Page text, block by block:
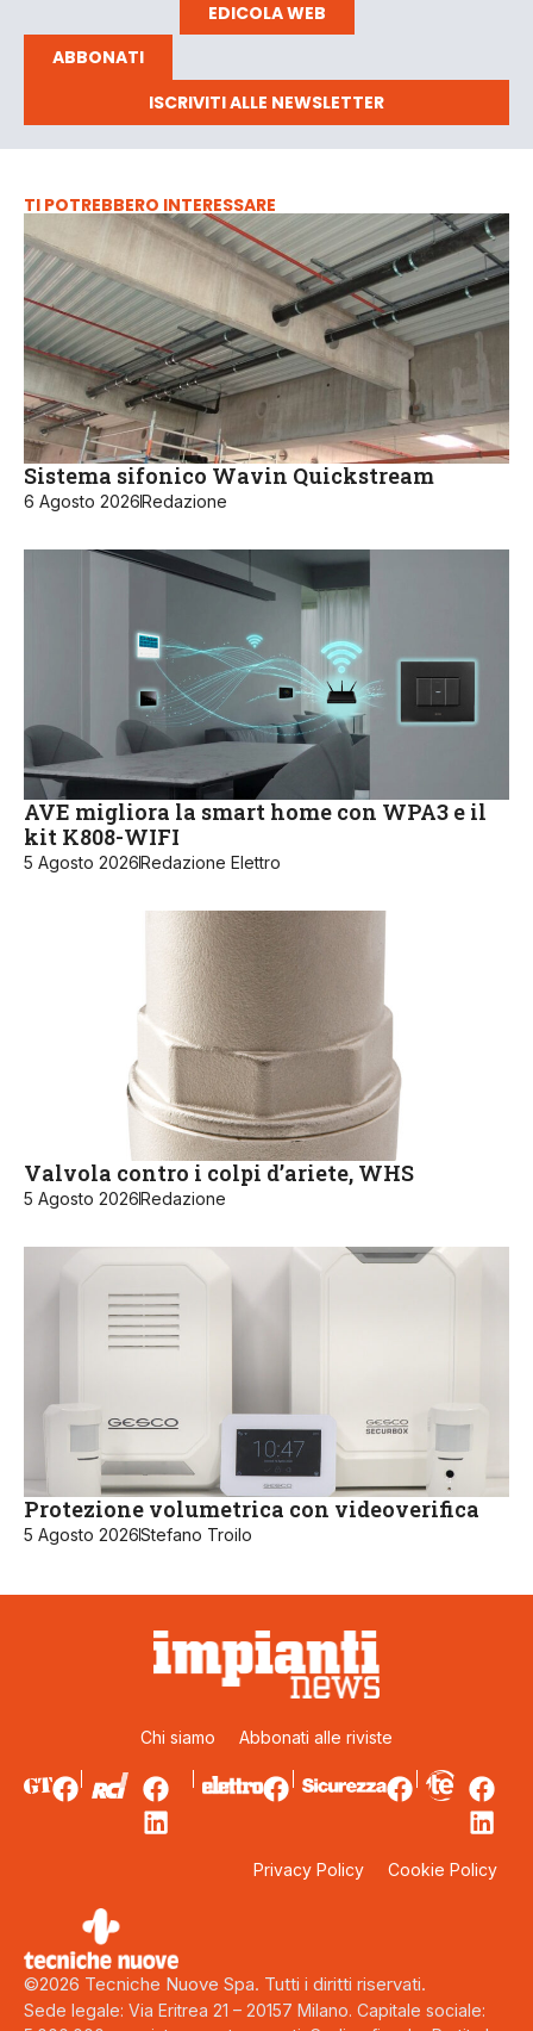
EDICOLA WEB
ABBONATI
ISCRIVITI ALLE NEWSLETTER
TI POTREBBERO INTERESSARE
Sistema sifonico Wavin Quickstream
6 Agosto 2026Redazione
AVE migliora la smart home con WPA3 e il
kit K808-WIFI
5 Agosto 2026Redazione Elettro
Valvola contro i colpi d’ariete, WHS
5 Agosto 2026Redazione
Protezione volumetrica con videoverifica
5 Agosto 2026Stefano Troilo
Chi siamo Abbonati alle riviste
Privacy Policy Cookie Policy
©2026 Tecniche Nuove Spa. Tutti i diritti riservati.
Sede legale: Via Eritrea 21 – 20157 Milano. Capitale sociale: